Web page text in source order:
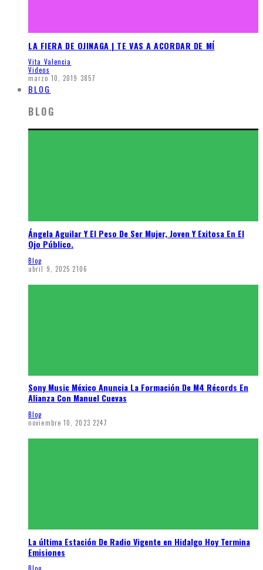
LA FIERA DE OJINAGA | TE VAS A ACORDAR DE MÍ
Vita Valencia
Videos
marzo 10, 2019 3857
BLOG
BLOG
Ángela Aguilar Y El Peso De Ser Mujer, Joven Y Exitosa En El
Ojo Público.
Blog
abril 9, 2025 2106
Sony Music México Anuncia La Formación De M4 Récords En
Alianza Con Manuel Cuevas
Blog
noviembre 10, 2023 2247
La última Estación De Radio Vigente en Hidalgo Hoy Termina
Emisiones